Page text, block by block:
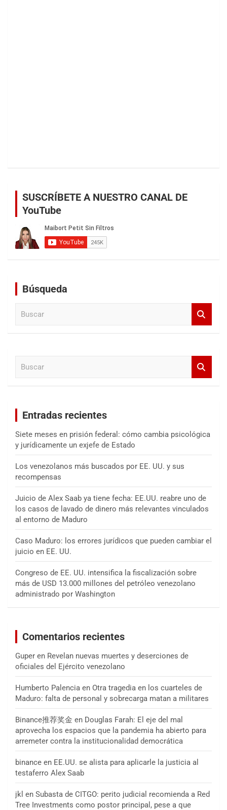
SUSCRÍBETE A NUESTRO CANAL DE
YouTube
Búsqueda
Entradas recientes
Siete meses en prisión federal: cómo cambia psicológica
y jurídicamente un exjefe de Estado
Los venezolanos más buscados por EE. UU. y sus
recompensas
Juicio de Alex Saab ya tiene fecha: EE.UU. reabre uno de
los casos de lavado de dinero más relevantes vinculados
al entorno de Maduro
Caso Maduro: los errores jurídicos que pueden cambiar el
juicio en EE. UU.
Congreso de EE. UU. intensifica la fiscalización sobre
más de USD 13.000 millones del petróleo venezolano
administrado por Washington
Comentarios recientes
Guper en Revelan nuevas muertes y deserciones de
oficiales del Ejército venezolano
Humberto Palencia en Otra tragedia en los cuarteles de
Maduro: falta de personal y sobrecarga matan a militares
Binance推荐奖金 en Douglas Farah: El eje del mal
aprovecha los espacios que la pandemia ha abierto para
arremeter contra la institucionalidad democrática
binance en EE.UU. se alista para aplicarle la justicia al
testaferro Alex Saab
jkl en Subasta de CITGO: perito judicial recomienda a Red
Tree Investments como postor principal, pese a que